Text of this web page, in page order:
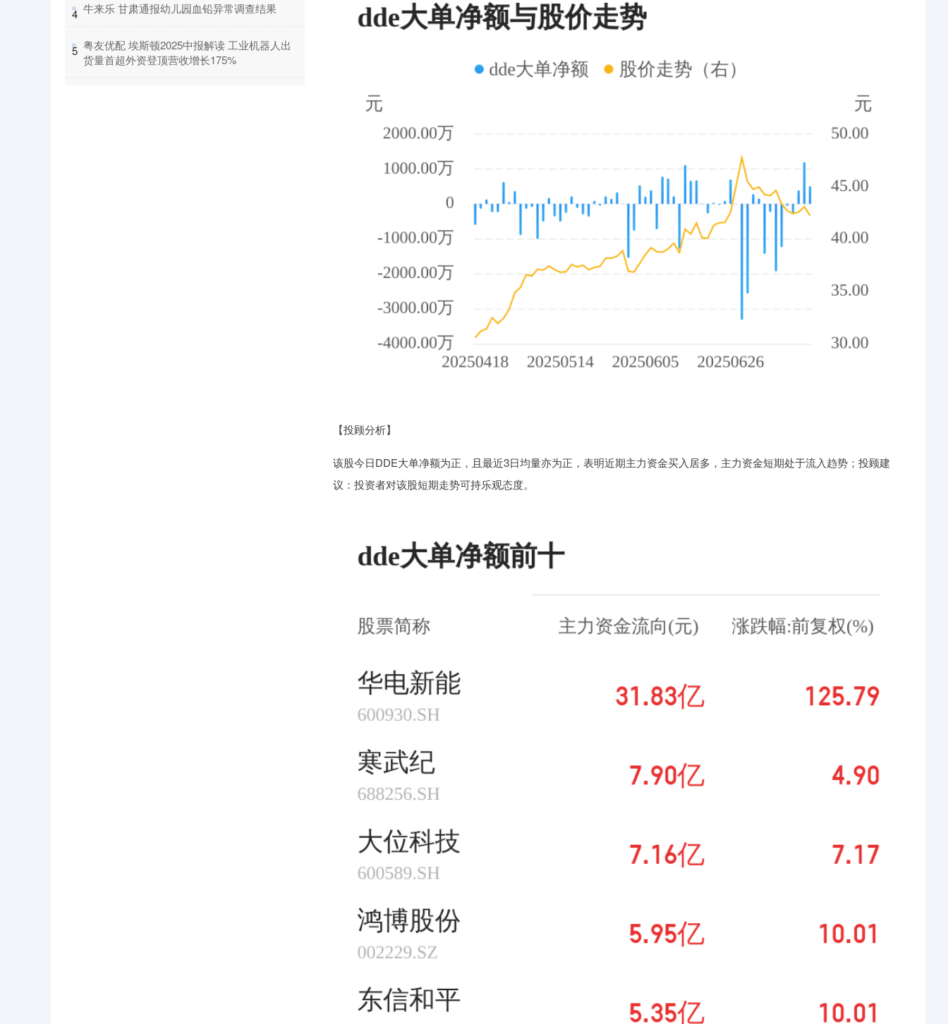
【投顾分析】
该股今日DDE大单净额为正，且最近3日均量亦为正，表明近期主力资金买入居多，主力资金短期处于流入趋势；投顾建
议：投资者对该股短期走势可持乐观态度。
4 ​牛来乐 甘肃通报幼儿园血铅异常调查结果
5 ​粤友优配 埃斯顿2025中报解读 工业机器人出
货量首超外资登顶营收增长175%